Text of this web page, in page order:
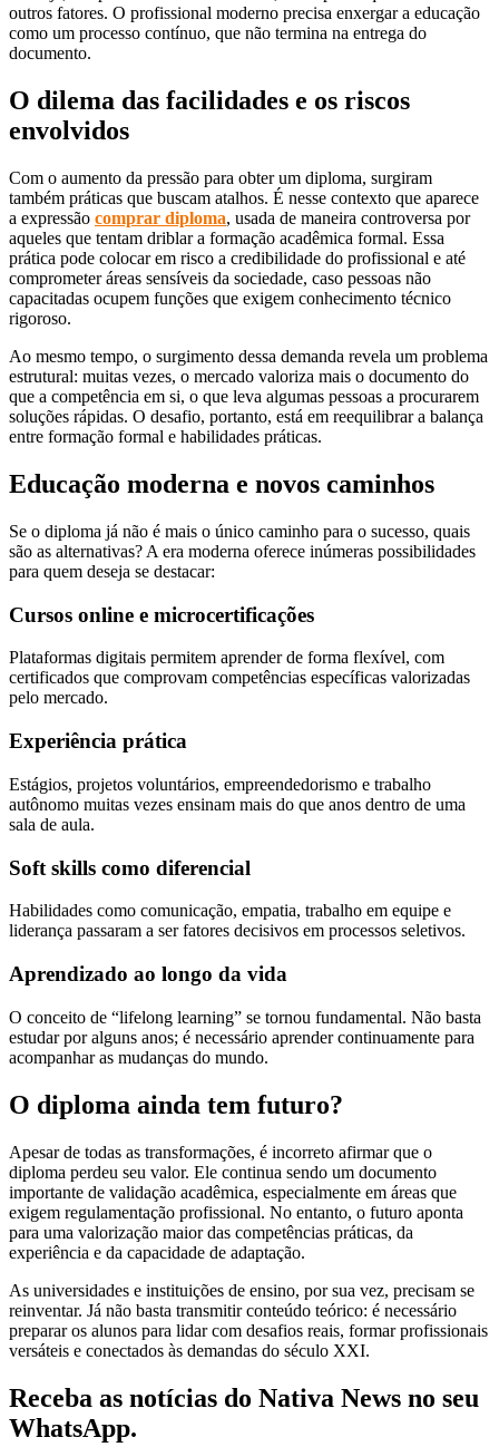
outros fatores. O profissional moderno precisa enxergar a educação
como um processo contínuo, que não termina na entrega do
documento.
O dilema das facilidades e os riscos
envolvidos
Com o aumento da pressão para obter um diploma, surgiram
também práticas que buscam atalhos. É nesse contexto que aparece
a expressão comprar diploma, usada de maneira controversa por
aqueles que tentam driblar a formação acadêmica formal. Essa
prática pode colocar em risco a credibilidade do profissional e até
comprometer áreas sensíveis da sociedade, caso pessoas não
capacitadas ocupem funções que exigem conhecimento técnico
rigoroso.
Ao mesmo tempo, o surgimento dessa demanda revela um problema
estrutural: muitas vezes, o mercado valoriza mais o documento do
que a competência em si, o que leva algumas pessoas a procurarem
soluções rápidas. O desafio, portanto, está em reequilibrar a balança
entre formação formal e habilidades práticas.
Educação moderna e novos caminhos
Se o diploma já não é mais o único caminho para o sucesso, quais
são as alternativas? A era moderna oferece inúmeras possibilidades
para quem deseja se destacar:
Cursos online e microcertificações
Plataformas digitais permitem aprender de forma flexível, com
certificados que comprovam competências específicas valorizadas
pelo mercado.
Experiência prática
Estágios, projetos voluntários, empreendedorismo e trabalho
autônomo muitas vezes ensinam mais do que anos dentro de uma
sala de aula.
Soft skills como diferencial
Habilidades como comunicação, empatia, trabalho em equipe e
liderança passaram a ser fatores decisivos em processos seletivos.
Aprendizado ao longo da vida
O conceito de “lifelong learning” se tornou fundamental. Não basta
estudar por alguns anos; é necessário aprender continuamente para
acompanhar as mudanças do mundo.
O diploma ainda tem futuro?
Apesar de todas as transformações, é incorreto afirmar que o
diploma perdeu seu valor. Ele continua sendo um documento
importante de validação acadêmica, especialmente em áreas que
exigem regulamentação profissional. No entanto, o futuro aponta
para uma valorização maior das competências práticas, da
experiência e da capacidade de adaptação.
As universidades e instituições de ensino, por sua vez, precisam se
reinventar. Já não basta transmitir conteúdo teórico: é necessário
preparar os alunos para lidar com desafios reais, formar profissionais
versáteis e conectados às demandas do século XXI.
Receba as notícias do Nativa News no seu
WhatsApp.